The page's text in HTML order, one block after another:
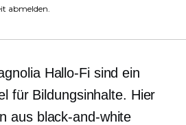
abmelden.
Hallo-Fisind ein
für Bildungsinhalte. Hier
aus black-and-white